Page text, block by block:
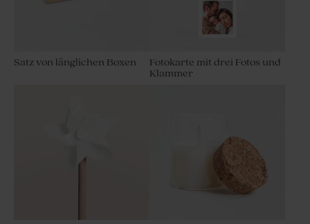
Satz von länglichen Boxen
Fotokarte mit drei Fotos und
Klammer